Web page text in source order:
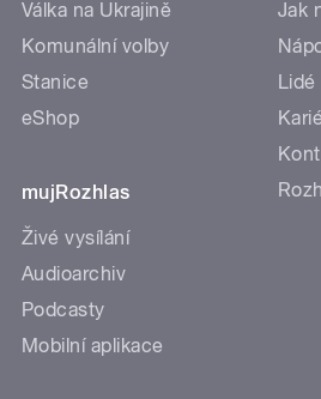
Válka na Ukrajině
Komunální volby
Stanice
eShop
mujRozhlas
Živé vysílání
Audioarchiv
Podcasty
Mobilní aplikace
Jak
Lidé